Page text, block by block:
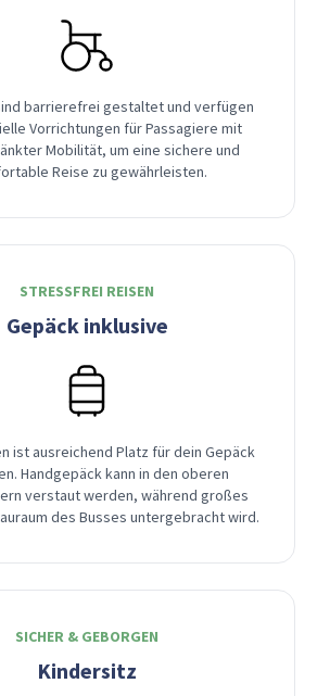
barrierefrei gestaltet und verfügen
Vorrichtungen für Passagiere mit
Mobilität, um eine sichere und
Reise zu gewährleisten.
STRESSFREI REISEN
Gepäck inklusive
ist ausreichend Platz für dein Gepäck
Handgepäck kann in den oberen
verstaut werden, während großes
des Busses untergebracht wird.
SICHER & GEBORGEN
Kindersitz